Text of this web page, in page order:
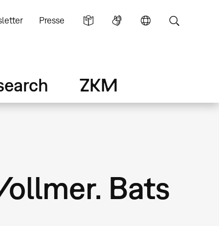
Presse
ZKM
Bats